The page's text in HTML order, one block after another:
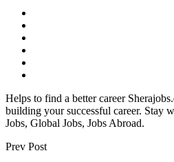
Helps to find a better career
building your successful career. Stay
Jobs, Global Jobs, Jobs Abroad.
Prev Post